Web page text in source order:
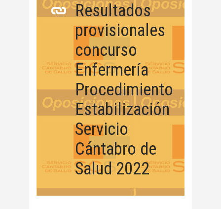
Resultados
provisionales
concurso
Enfermería
Procedimiento
Estabilización
Servicio
Cántabro de
Salud 2022